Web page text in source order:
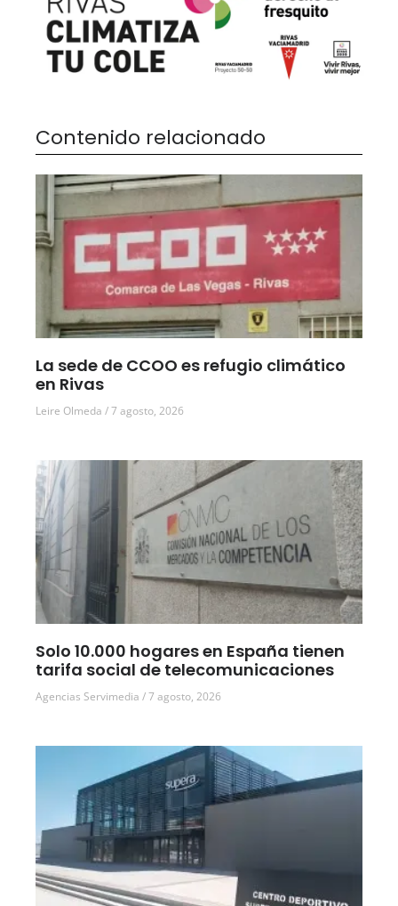
Contenido relacionado
La sede de CCOO es refugio climático
en Rivas
Leire Olmeda 7 agosto, 2026
Solo 10.000 hogares en España tienen
tarifa social de telecomunicaciones
Agencias Servimedia 7 agosto, 2026